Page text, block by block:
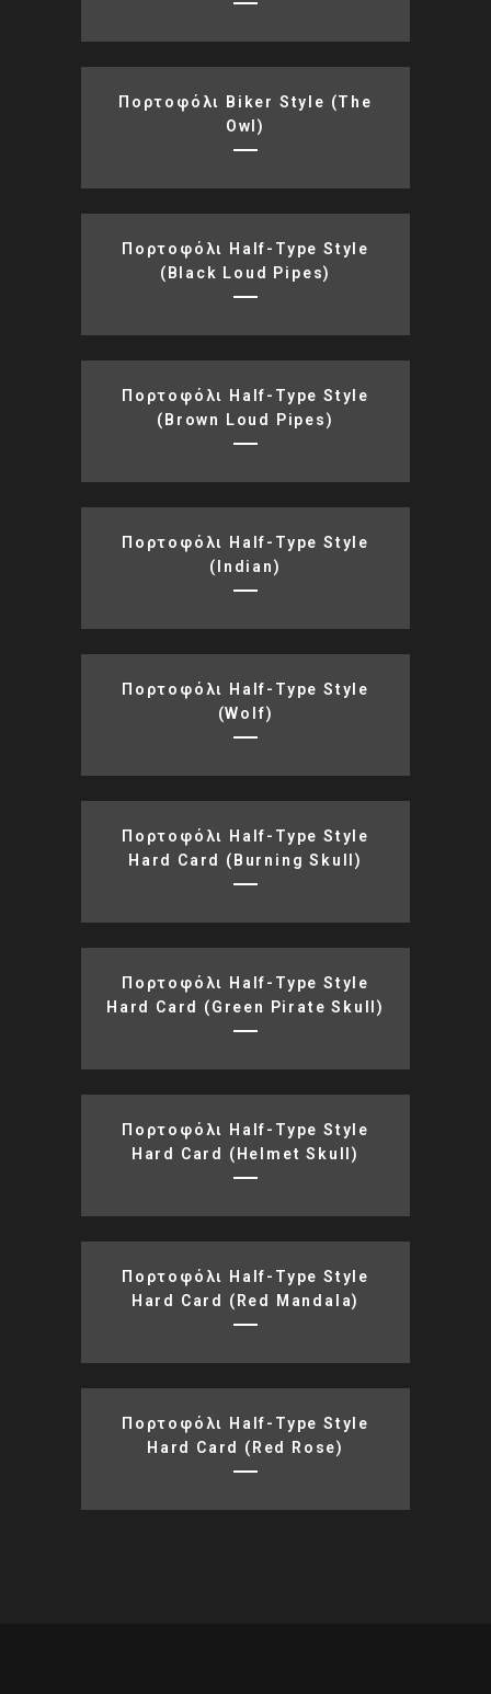
Πορτοφόλι Biker Style (the
Owl)
Πορτοφόλι Half-Type Style
(black Loud Pipes)
Πορτοφόλι Half-Type Style
(brown Loud Pipes)
Πορτοφόλι Half-Type Style
(indian)
Πορτοφόλι Half-Type Style
(wolf)
Πορτοφόλι Half-Type Style
Hard Card (burning Skull)
Πορτοφόλι Half-Type Style
Hard Card (green Pirate Skull)
Πορτοφόλι Half-Type Style
Hard Card (helmet Skull)
Πορτοφόλι Half-Type Style
Hard Card (red Mandala)
Πορτοφόλι Half-Type Style
Hard Card (red Rose)